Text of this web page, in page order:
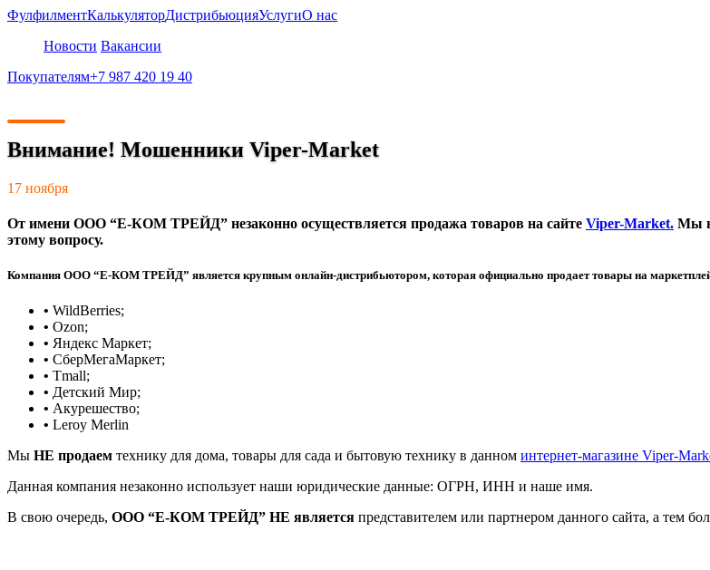
ФулфилментКалькуляторДистрибьюцияУслугиО нас
Новости Вакансии
Покупателям+7 987 420 19 40
Внимание! Мошенники Viper-Market
17 ноября
От имени ООО “Е-КОМ ТРЕЙД” незаконно осуществляется продажа товаров на сайте Viper-Market. Мы
этому вопросу.
Компания ООО “Е-КОМ ТРЕЙД” является крупным онлайн-дистрибьютором, которая официально продает товары на
• WildBerries;
• Ozon;
• Яндекс Маркет;
• СберМегаМаркет;
• Tmall;
• Детский Мир;
• Акурешество;
• Leroy Merlin
Мы НЕ продаем технику для дома, товары для сада и бытовую технику в данном интернет-магазине Viper-
Данная компания незаконно использует наши юридические данные: ОГРН, ИНН и наше имя.
В свою очередь, ООО “Е-КОМ ТРЕЙД” НЕ является представителем или партнером данного сайта, а тем